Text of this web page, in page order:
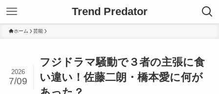
Trend Predator
ホーム 芸能
フジドラマ騒動で３者の主張に食
い違い！佐藤二朗・橋本愛に何が
2026
7/09